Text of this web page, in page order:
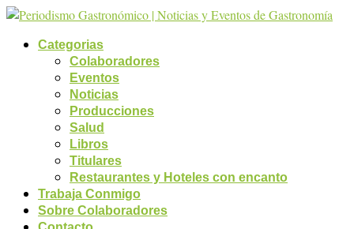
Categorias
Colaboradores
Eventos
Noticias
Producciones
Salud
Libros
Titulares
Restaurantes y Hoteles con encanto
Trabaja Conmigo
Sobre Colaboradores